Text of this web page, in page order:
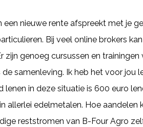
nieuwe rente afspreekt met je
Bij veel online brokers
genoeg cursussen en
samenleving. Ik heb het voor jou
in deze situatie is 600 euro
allerlei edelmetalen. Hoe
reststromen van B-Four Agro